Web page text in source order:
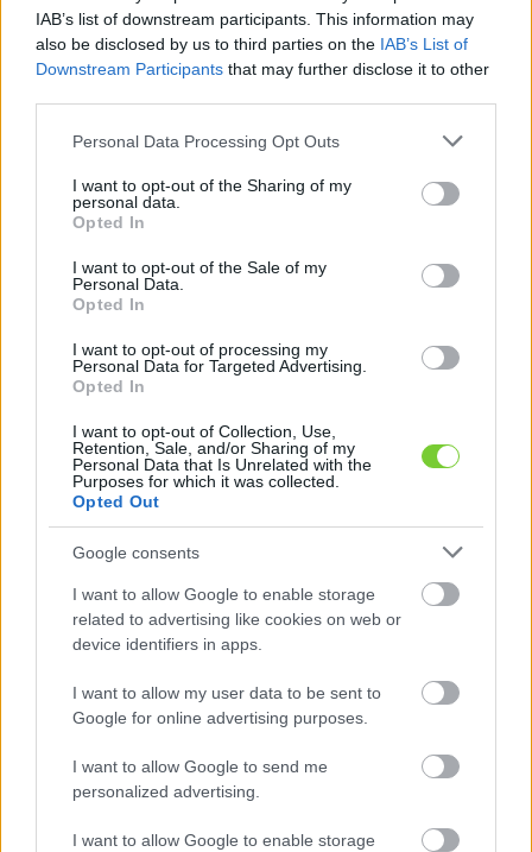
IAB’s list of downstream participants. This information may
also be disclosed by us to third parties on the IAB’s List of
Downstream Participants that may further disclose it to other
Please note that this website/app uses one or more Google
not limited to your visit or usage behaviour. You may click to
grant or deny consent to Google and its third-party tags to
use your data for below specified purposes in below Google
consent section.
Personal Data Processing Opt Outs
I want to opt-out of the Sharing of my
personal data.
Opted In
I want to opt-out of the Sale of my
Personal Data.
Opted In
I want to opt-out of processing my
Personal Data for Targeted Advertising.
Opted In
I want to opt-out of Collection, Use,
Retention, Sale, and/or Sharing of my
Personal Data that Is Unrelated with the
Purposes for which it was collected.
Opted Out
Google consents
I want to allow Google to enable storage
related to advertising like cookies on web or
device identifiers in apps.
I want to allow my user data to be sent to
Google for online advertising purposes.
I want to allow Google to send me
personalized advertising.
I want to allow Google to enable storage
Felhasználónév
Jelszó
Elfelejtette jelszavát?
Bejelentkezés
faiskola.hu
Kertészeti, kerti termékek és szolgáltatások térképes
KERTÉSZ ÉS KERTÉSZET REGISZTRÁCIÓ
Vízi aloé (Stratiotes
aloides)
Vízi aloé (Stratiotes aloides)
Víz alatti növény; 50 cm-nél mélyebb vizek felületére; a